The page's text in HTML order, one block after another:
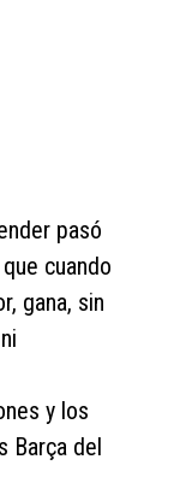
pasó
cuando
gana, sin
y los
Barça del